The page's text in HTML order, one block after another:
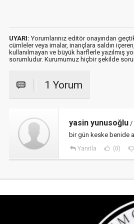
UYARI: Yorumlarınız editör onayından
cümleler veya imalar, inançlara saldırı
kullanılmayan ve büyük harflerle yazılmış
sorumludur. Kurumumuz hiçbir şekilde
1 Yorum
yasin yunusoğlu /
bir gün keske benide
Yanıtla (0)